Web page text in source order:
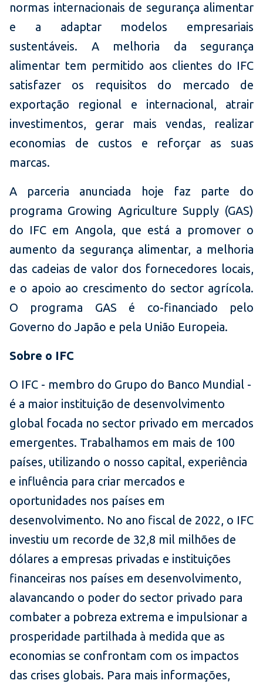
normas internacionais de segurança alimentar
e a adaptar modelos empresariais
sustentáveis. A melhoria da segurança
alimentar tem permitido aos clientes do IFC
satisfazer os requisitos do mercado de
exportação regional e internacional, atrair
investimentos, gerar mais vendas, realizar
economias de custos e reforçar as suas
marcas.
A parceria anunciada hoje faz parte do
programa Growing Agriculture Supply (GAS)
do IFC em Angola, que está a promover o
aumento da segurança alimentar, a melhoria
das cadeias de valor dos fornecedores locais,
e o apoio ao crescimento do sector agrícola.
O programa GAS é co-financiado pelo
Governo do Japão e pela União Europeia.
Sobre o IFC
O IFC - membro do Grupo do Banco Mundial -
é a maior instituição de desenvolvimento
global focada no sector privado em mercados
emergentes. Trabalhamos em mais de 100
países, utilizando o nosso capital, experiência
e influência para criar mercados e
oportunidades nos países em
desenvolvimento. No ano fiscal de 2022, o IFC
investiu um recorde de 32,8 mil milhões de
dólares a empresas privadas e instituições
financeiras nos países em desenvolvimento,
alavancando o poder do sector privado para
combater a pobreza extrema e impulsionar a
prosperidade partilhada à medida que as
economias se confrontam com os impactos
das crises globais. Para mais informações,